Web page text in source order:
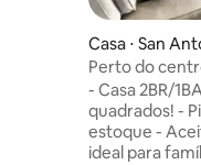
Casa ⋅ San
Perto do
com piscina
- Casa 2BR/
quadrados! -
estoque -
ideal para